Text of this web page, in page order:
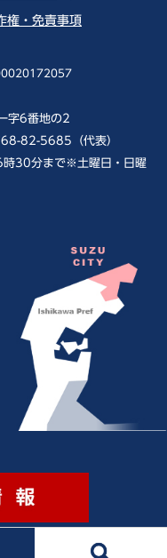
権・免責事項
字6番地の2
82-5685（代表）
時30分まで※土曜日・日曜